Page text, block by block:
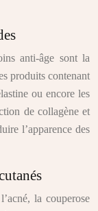
anti-âge sont la
produits contenant
ou encore les
de collagène et
l’apparence des
la couperose